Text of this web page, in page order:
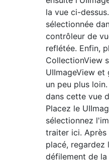
la vue ci-
sélectionnée
contrôleur de
reflétée. Enfin,
CollectionView
UIImageView et
un peu plus
dans cette vue
Placez le
sélectionnez
traiter ici.
placé, regardez
défilement de la